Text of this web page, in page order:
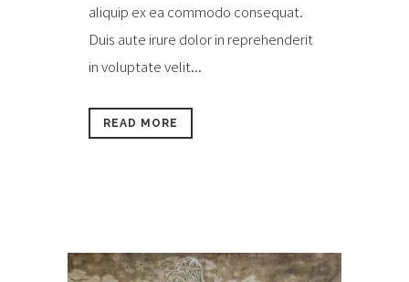
aliquip ex ea commodo consequat.
Duis aute irure dolor in reprehenderit
in voluptate velit...
READ MORE